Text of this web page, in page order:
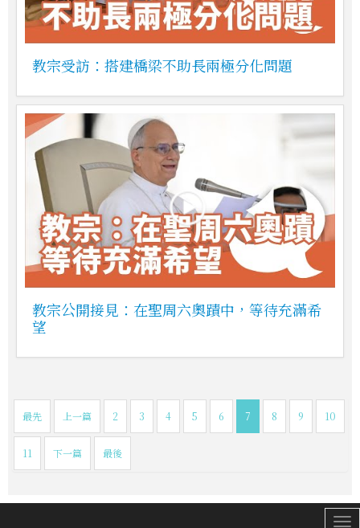
教宗受訪：搭建橋梁不助長兩極分化問題
教宗公開接見：在聖周六奧蹟中，等待充滿希
望
最先 上一篇 2 3 4 5 6 7 8 9 10
11 下一篇 最後